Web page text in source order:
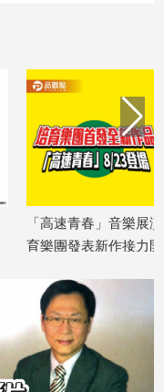
「高速青春」音樂展
育樂團發表新作接力